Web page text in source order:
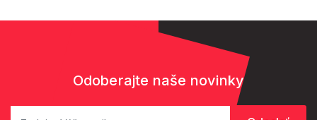
Odoberajte naše novinky